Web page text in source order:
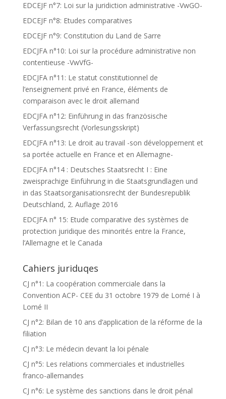
EDCEJF n°7: Loi sur la juridiction administrative -VwGO-
EDCEJF n°8: Etudes comparatives
EDCEJF n°9: Constitution du Land de Sarre
EDCJFA n°10: Loi sur la procédure administrative non
contentieuse -VwVfG-
EDCJFA n°11: Le statut constitutionnel de
l’enseignement privé en France, éléments de
comparaison avec le droit allemand
EDCJFA n°12: Einführung in das französische
Verfassungsrecht (Vorlesungsskript)
EDCJFA n°13: Le droit au travail -son développement et
sa portée actuelle en France et en Allemagne-
EDCJFA n°14 : Deutsches Staatsrecht I : Eine
zweisprachige Einführung in die Staatsgrundlagen und
in das Staatsorganisationsrecht der Bundesrepublik
Deutschland, 2. Auflage 2016
EDCJFA n° 15: Etude comparative des systèmes de
protection juridique des minorités entre la France,
l’Allemagne et le Canada
Cahiers juriduqes
CJ n°1: La coopération commerciale dans la
Convention ACP- CEE du 31 octobre 1979 de Lomé I à
Lomé II
CJ n°2: Bilan de 10 ans d’application de la réforme de la
filiation
CJ n°3: Le médecin devant la loi pénale
CJ n°5: Les relations commerciales et industrielles
franco-allemandes
CJ n°6: Le système des sanctions dans le droit pénal